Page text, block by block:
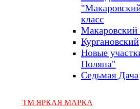
класс
Макаровский
Кургановский
Новые
Поляна"
Седьмая Дача
ТМ ЯРКАЯ МАРКА